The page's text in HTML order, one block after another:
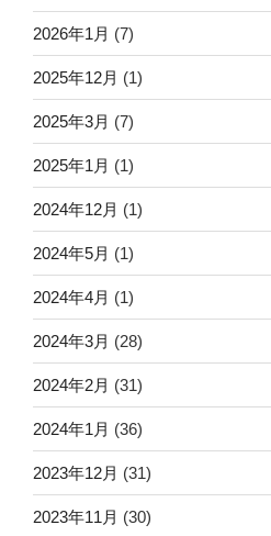
2026年1月 (7)
2025年12月 (1)
2025年3月 (7)
2025年1月 (1)
2024年12月 (1)
2024年5月 (1)
2024年4月 (1)
2024年3月 (28)
2024年2月 (31)
2024年1月 (36)
2023年12月 (31)
2023年11月 (30)